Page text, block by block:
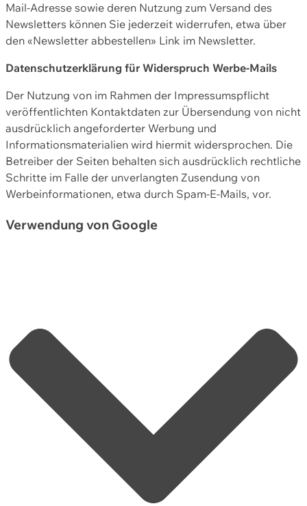
Mail-Adresse sowie deren Nutzung zum Versand des
Newsletters können Sie jederzeit widerrufen, etwa über
den «Newsletter abbestellen» Link im Newsletter.
Datenschutzerklärung für Widerspruch Werbe-Mails
Der Nutzung von im Rahmen der Impressumspflicht
veröffentlichten Kontaktdaten zur Übersendung von nicht
ausdrücklich angeforderter Werbung und
Informationsmaterialien wird hiermit widersprochen. Die
Betreiber der Seiten behalten sich ausdrücklich rechtliche
Schritte im Falle der unverlangten Zusendung von
Werbeinformationen, etwa durch Spam-E-Mails, vor.
Verwendung von Google